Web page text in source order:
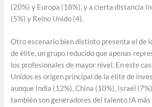
(20%) y Europa (18%), y a cierta distancia
(5%) y Reino Unido (4).
Otro escenario bien distinto presenta el de
de élite, un grupo reducido que apenas
los profesionales de mayor nivel. En este
Unidos es origen principal de la élite de
aunque India (12%), China (10%), Israel
también son generadores del talento IA